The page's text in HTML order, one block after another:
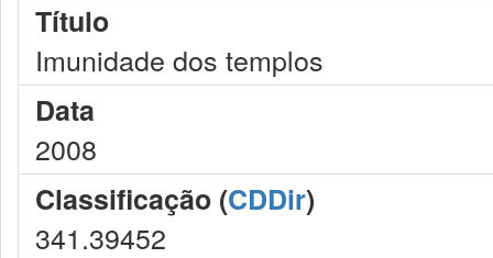
Título
Imunidade dos templos
Data
2008
Classificação (CDDir)
341.39452